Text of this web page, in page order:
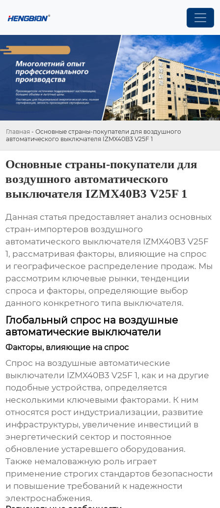
Главная - Основные страны-покупатели для воздушного
автоматического выключателя IZMX40B3 V25F 1
Основные страны-покупатели для
воздушного автоматического
выключателя IZMX40B3 V25F 1
Данная статья предоставляет анализ основных
стран-импортеров воздушного
автоматического выключателя IZMX40B3 V25F
1, рассматривая факторы, влияющие на спрос
и географическое распределение продаж. Мы
рассмотрим ключевые рынки, тенденции
спроса и факторы, определяющие выбор
данного конкретного типа выключателя.
Глобальный спрос на воздушные
автоматические выключатели
Факторы, влияющие на спрос
Спрос на воздушные автоматические
выключатели IZMX40B3 V25F 1, как и на другие
подобные устройства, определяется
несколькими ключевыми факторами. К ним
относятся рост индустриализации, развитие
инфраструктуры, увеличение инвестиций в
энергетический сектор и постоянное
обновление устаревшего оборудования.
Также немаловажную роль играет
применение строгих стандартов безопасности
и повышение требований к надежности
электроснабжения.